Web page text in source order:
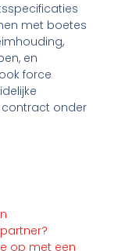
met boetes
en
force
onder
op met een